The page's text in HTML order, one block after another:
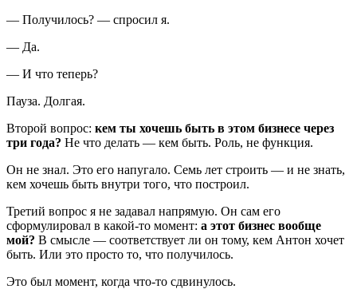
— Получилось? — спросил я.
— Да.
— И что теперь?
Пауза. Долгая.
Второй вопрос: кем ты хочешь быть в этом бизнесе через
три года? Не что делать — кем быть. Роль, не функция.
Он не знал. Это его напугало. Семь лет строить — и не знать,
кем хочешь быть внутри того, что построил.
Третий вопрос я не задавал напрямую. Он сам его
сформулировал в какой-то момент: а этот бизнес вообще
мой? В смысле — соответствует ли он тому, кем Антон хочет
быть. Или это просто то, что получилось.
Это был момент, когда что-то сдвинулось.